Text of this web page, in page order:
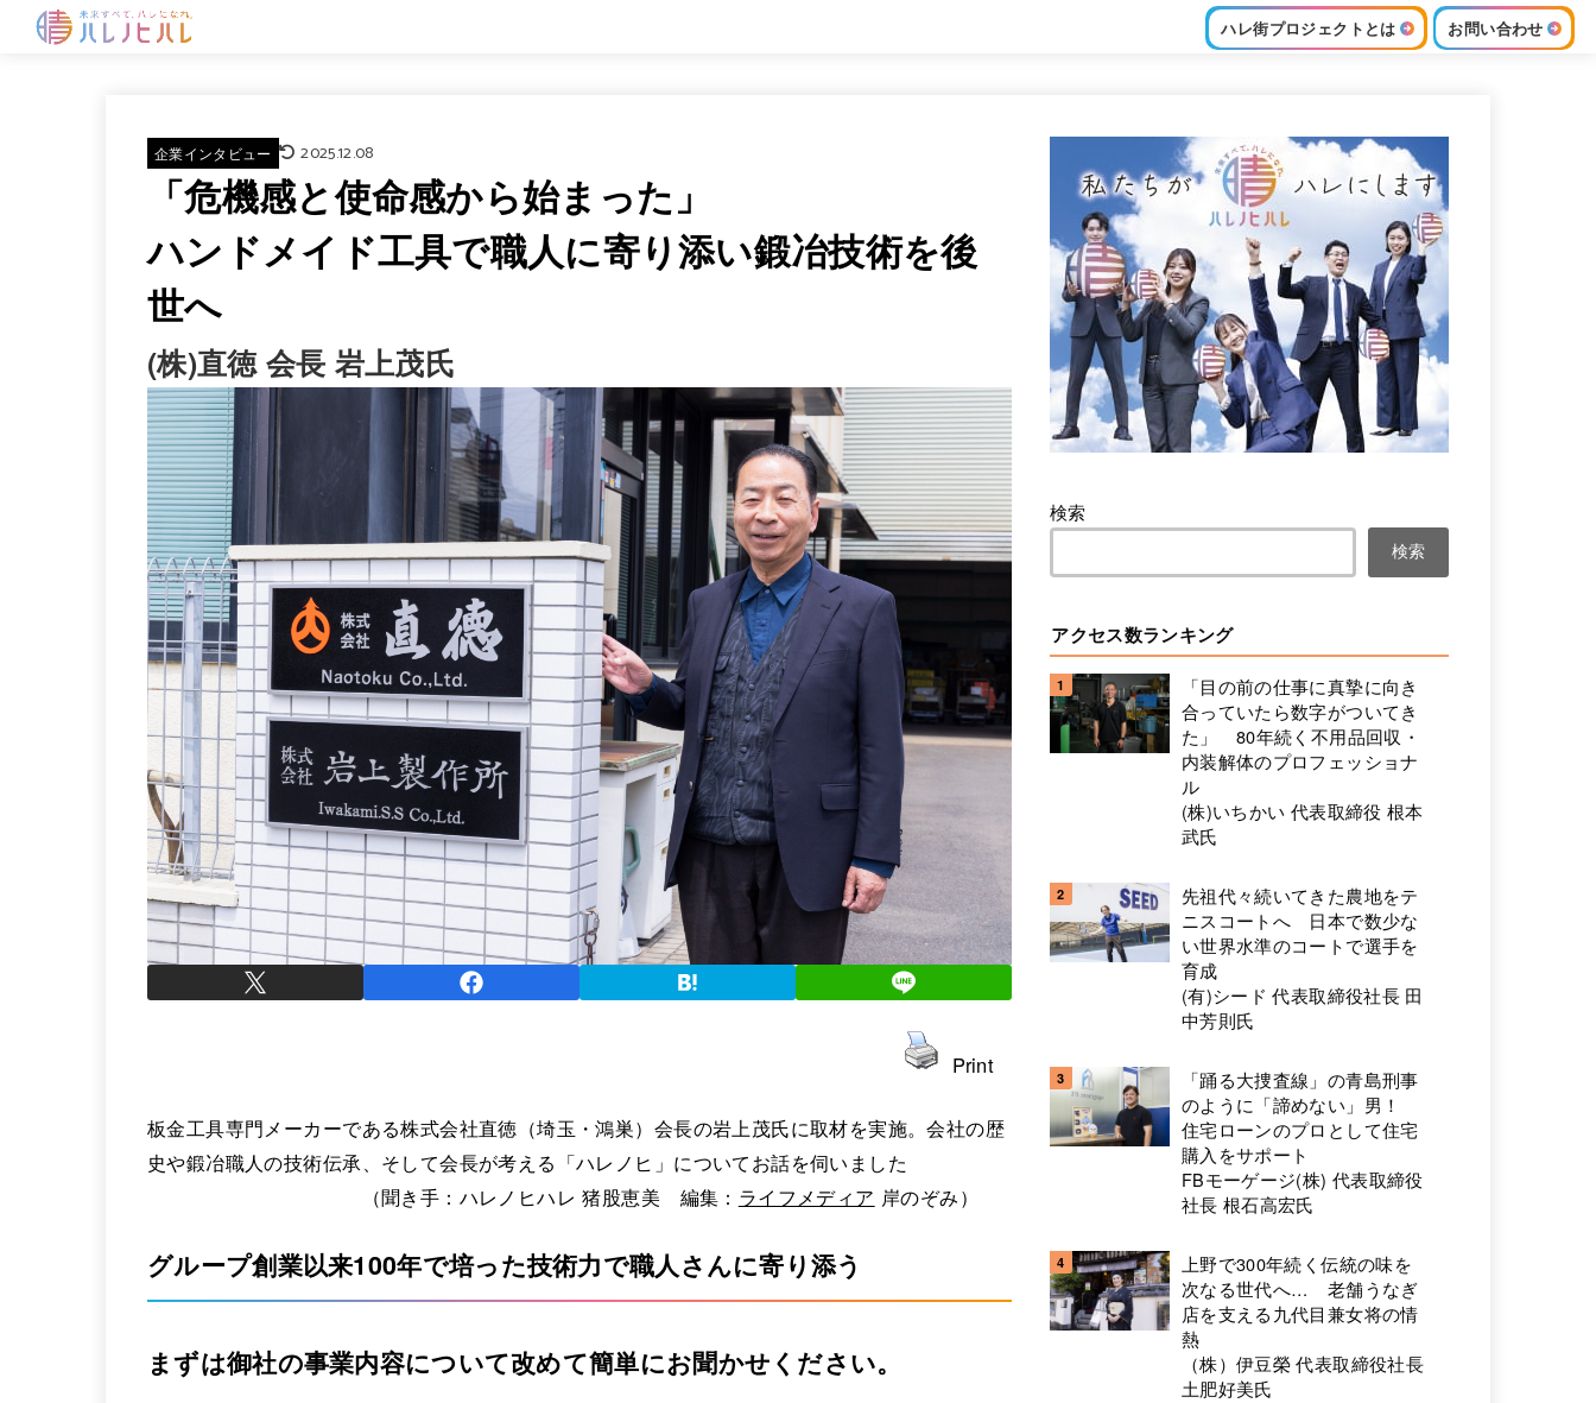
ハレ街プロジェクトとは お問い合わせ
企業インタビュー 2025.12.08
「危機感と使命感から始まった」
ハンドメイド工具で職人に寄り添い鍛冶技術を後
世へ
(株)直徳 会長 岩上茂氏
Print
板金工具専門メーカーである株式会社直徳（埼玉・鴻巣）会長の岩上茂氏に取材を実施。会社の歴
史や鍛冶職人の技術伝承、そして会長が考える「ハレノヒ」についてお話を伺いました
（聞き手：ハレノヒハレ 猪股恵美 編集： ライフメディア 岸のぞみ）
グループ創業以来100年で培った技術力で職人さんに寄り添う
まずは御社の事業内容について改めて簡単にお聞かせください。
検索
検索
アクセス数ランキング
「目の前の仕事に真摯に向き
合っていたら数字がついてき
た」 80年続く不用品回収・
内装解体のプロフェッショナ
ル
(株)いちかい 代表取締役 根本
武氏
先祖代々続いてきた農地をテ
ニスコートへ 日本で数少な
い世界水準のコートで選手を
育成
(有)シード 代表取締役社長 田
中芳則氏
「踊る大捜査線」の青島刑事
のように「諦めない」男！
住宅ローンのプロとして住宅
購入をサポート
FBモーゲージ(株) 代表取締役
社長 根石高宏氏
上野で300年続く伝統の味を
次なる世代へ… 老舗うなぎ
店を支える九代目兼女将の情
熱
（株）伊豆榮 代表取締役社長
土肥好美氏